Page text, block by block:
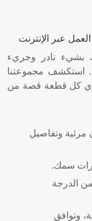
عبر الإنترنت
بشيء نادر وجريء
وفاخر، فلا تبحث أكثر من Stone Galleria. استكشف مجموعتنا
تروي كل قطعة قصة من
مرئية وتفاصيل
سمك.
الدرجة
وتوافق